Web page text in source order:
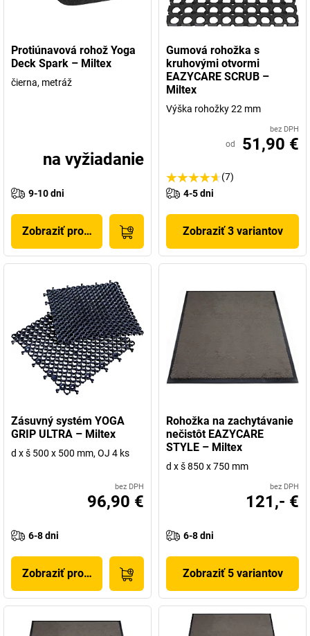
Protiúnavová rohož Yoga
Deck Spark – Miltex
čierna, metráž
na vyžiadanie
9-10 dni
Zobraziť produkt
Gumová rohožka s
kruhovými otvormi
EAZYCARE SCRUB –
Miltex
Výška rohožky 22 mm
bez DPH
od 51,90 €
(7)
4-5 dni
Zobraziť 3 variantov
Zásuvný systém YOGA
GRIP ULTRA – Miltex
d x š 500 x 500 mm, OJ 4 ks
bez DPH
96,90 €
6-8 dni
Zobraziť produkt
Rohožka na zachytávanie
nečistôt EAZYCARE
STYLE – Miltex
d x š 850 x 750 mm
bez DPH
121,- €
6-8 dni
Zobraziť 5 variantov